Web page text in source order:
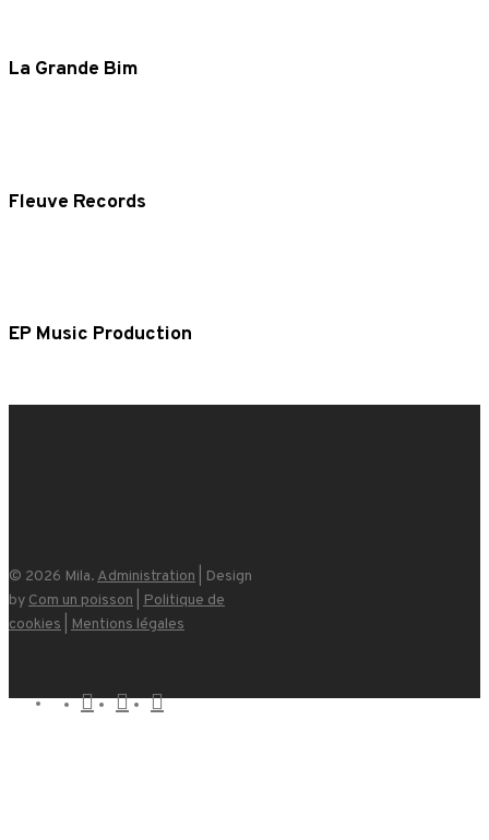
La Grande Bim
Fleuve Records
EP Music Production
© 2026 Mila. Administration | Design
by Com un poisson
Politique de
cookies
Mentions légales
x-
facebookinstagram
email